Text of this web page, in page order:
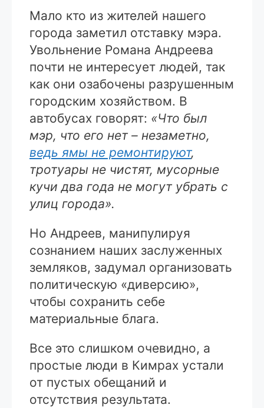
Мало кто из жителей нашего
города заметил отставку мэра.
Увольнение Романа Андреева
почти не интересует людей, так
как они озабочены разрушенным
городским хозяйством. В
автобусах говорят: «Что был
мэр, что его нет – незаметно,
ведь ямы не ремонтируют,
тротуары не чистят, мусорные
кучи два года не могут убрать с
улиц города».
Но Андреев, манипулируя
сознанием наших заслуженных
земляков, задумал организовать
политическую «диверсию»,
чтобы сохранить себе
материальные блага.
Все это слишком очевидно, а
простые люди в Кимрах устали
от пустых обещаний и
отсутствия результата.